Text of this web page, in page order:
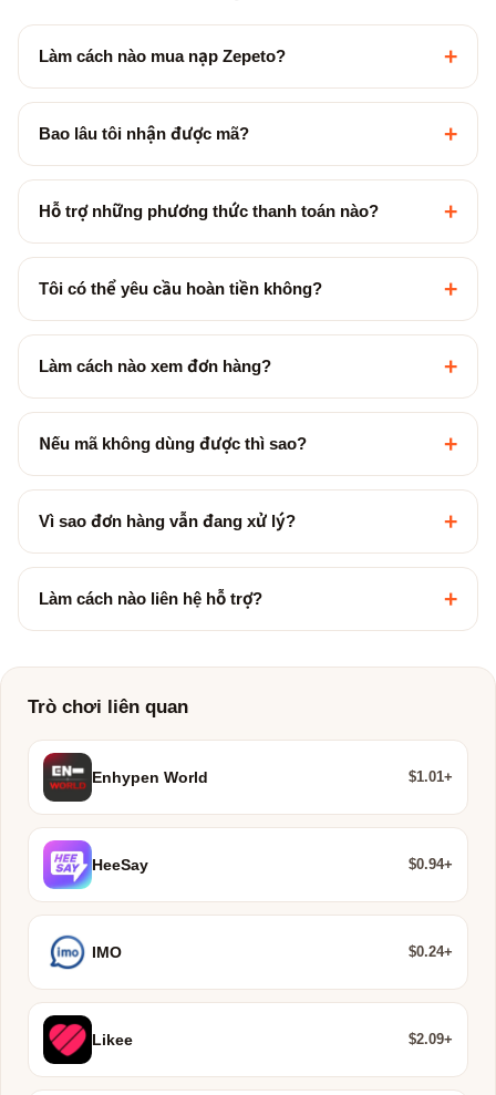
Làm cách nào mua nạp Zepeto? +
Bao lâu tôi nhận được mã? +
Hỗ trợ những phương thức thanh toán nào? +
Tôi có thể yêu cầu hoàn tiền không? +
Làm cách nào xem đơn hàng? +
Nếu mã không dùng được thì sao? +
Vì sao đơn hàng vẫn đang xử lý? +
Làm cách nào liên hệ hỗ trợ? +
Trò chơi liên quan
Enhypen World $1.01+
HeeSay $0.94+
IMO $0.24+
Likee $2.09+